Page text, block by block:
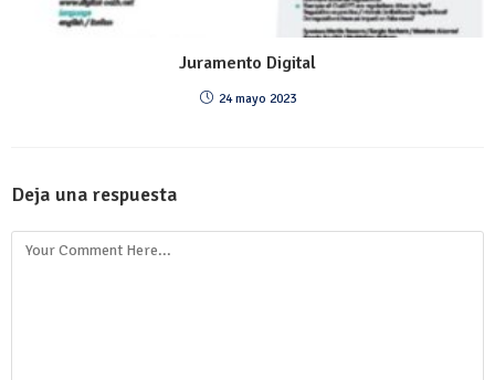
Juramento Digital
24 mayo 2023
Deja una respuesta